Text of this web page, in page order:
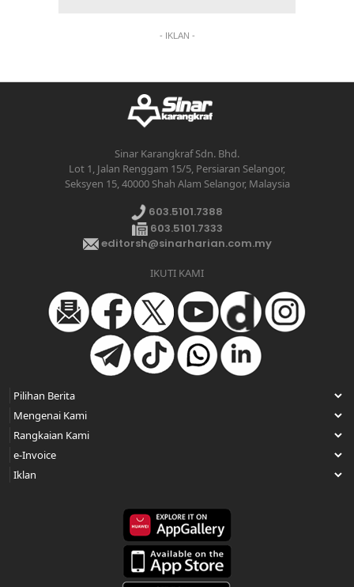
- IKLAN -
Sinar Karangkraf Sdn. Bhd.
Lot 1, Jalan Renggam 15/5, Persiaran Selangor,
Seksyen 15, 40000 Shah Alam Selangor, Malaysia
603.5101.7388
603.5101.7333
editorsh@sinarharian.com.my
IKUTI KAMI